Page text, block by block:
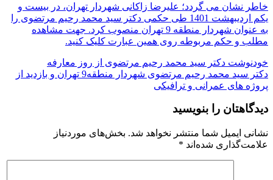
خاطر نشان می گردد؛ علیرضا زاکانی شهردار تهران، در بیست و
یکم اردیبهشت 1401 طی حکمی دکتر سید محمد رحیم مرتضوی را
به عنوان شهردار منطقه 9 تهران منصوب کرد. جهت مشاهده
مطلب و حکم مربوطه روی همین عبارت کلیک کنید.
راهبری
نوشته
خودنوشت دکتر سید محمد رحیم مرتضوی از روز معارفه
دکتر سید محمد رحیم مرتضوی شهردار منطقه9 تهران و بازدید از
پروژه های عمرانی و ترافیکی
دیدگاهتان را بنویسید
نشانی ایمیل شما منتشر نخواهد شد. بخش‌های موردنیاز
علامت‌گذاری شده‌اند *